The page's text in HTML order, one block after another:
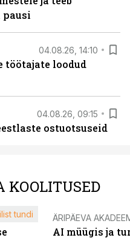
04.08.26, 14:10
töötajate loodud
04.08.26, 09:15
ostuotsuseid
KOOLITUSED
tundi ÄRIPÄEVA
AI müügis ja